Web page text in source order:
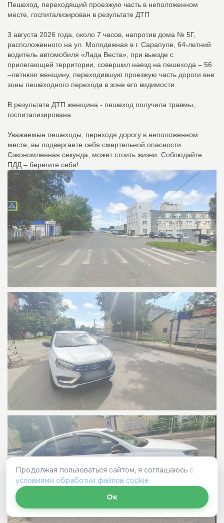
Пешеход, переходящий проезжую часть в неположенном
месте, госпитализирован в результате ДТП
3 августа 2026 года, около 7 часов, напротив дома № 5Г,
расположенного на ул. Молодежная в г. Сарапуле, 64-летний
водитель автомобиля «Лада Веста», при выезде с
прилегающей территории, совершил наезд на пешехода – 56
–летнюю женщину, переходившую проезжую часть дороги вне
зоны пешеходного перехода в зоне его видимости.
В результате ДТП женщина - пешеход получила травмы,
госпитализирована.
Уважаемые пешеходы, переходя дорогу в неположенном
месте, вы подвергаете себя смертельной опасности.
Сэкономленная секунда, может стоить жизни. Соблюдайте
ПДД – берегите себя!
Продолжая пользоваться сайтом, я соглашаюсь с
условиями обработки файлов cookie
Ок